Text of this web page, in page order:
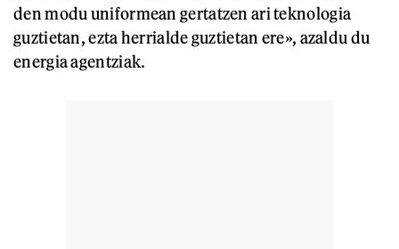
den modu uniformean gertatzen ari teknologia
guztietan, ezta herrialde guztietan ere», azaldu du
energia agentziak.